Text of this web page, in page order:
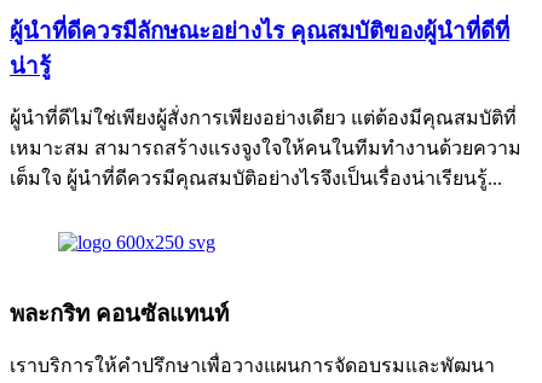
ผู้นําที่ดีควรมีลักษณะอย่างไร คุณสมบัติของผู้นำที่ดีที่
น่ารู้
ผู้นำที่ดีไม่ใช่เพียงผู้สั่งการเพียงอย่างเดียว แต่ต้องมีคุณสมบัติที่
เหมาะสม สามารถสร้างแรงจูงใจให้คนในทีมทำงานด้วยความ
เต็มใจ ผู้นำที่ดีควรมีคุณสมบัติอย่างไรจึงเป็นเรื่องน่าเรียนรู้...
พละกริท คอนซัลแทนท์
เราบริการให้คำปรึกษาเพื่อวางแผนการจัดอบรมและพัฒนา